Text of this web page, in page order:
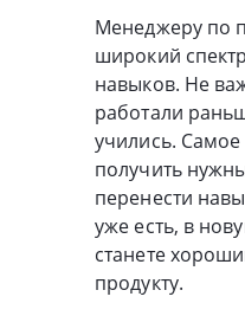
Менеджеру по
широкий
навыков. Не
работали
учились.
получить
перенести
уже есть, в
станете
продукту.